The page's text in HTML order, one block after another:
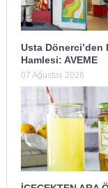
Usta Dönerci’den
Hamlesi: AVEME
07 Ağustos 2026